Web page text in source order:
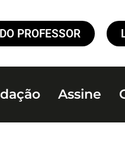
PROFESSOR
Assine